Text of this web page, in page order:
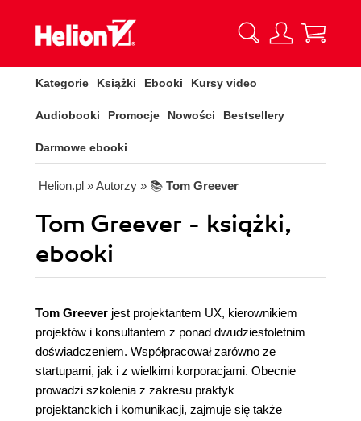
Kategorie Książki Ebooki Kursy video
Audiobooki Promocje Nowości Bestsellery
Darmowe ebooki
Helion.pl » Autorzy » 📚 Tom Greever
Tom Greever - książki,
ebooki
Tom Greever jest projektantem UX, kierownikiem
projektów i konsultantem z ponad dwudziestoletnim
doświadczeniem. Współpracował zarówno ze
startupami, jak i z wielkimi korporacjami. Obecnie
prowadzi szkolenia z zakresu praktyk
projektanckich i komunikacji, zajmuje się także